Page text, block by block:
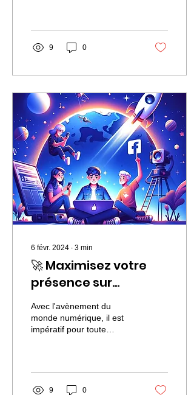
9 0
6 févr. 2024 ∙ 3 min
🚀 Maximisez votre
présence sur
Facebook avec ces 14
astuces
incontournables ! 🤩✨
Avec l'avènement du
monde numérique, il est
impératif pour toute
9 0